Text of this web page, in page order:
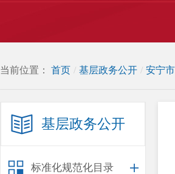
当前位置： 首页 / 基层政务公开 / 安宁市
基层政务公开
标准化规范化目录